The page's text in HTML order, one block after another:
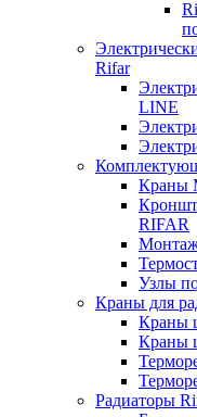
Rifar
LINE
Краны
RIFAR
Узлы
Краны для
Краны
Краны
Радиаторы